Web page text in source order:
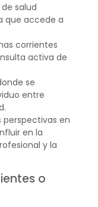
salud
que accede a
corrientes
activa de
se
entre
perspectivas en
en la
y la
o